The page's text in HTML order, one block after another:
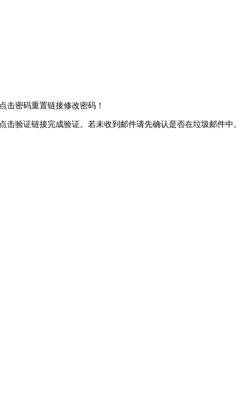
击密码重置链接修改密码！
击验证链接完成验证。若未收到邮件请先确认是否在垃圾邮件中。